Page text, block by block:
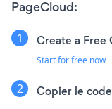
PageCloud:
Create a Free
Start for free now
Copier le code